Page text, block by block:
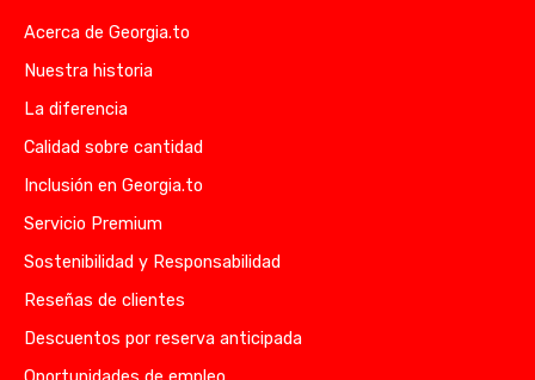
Acerca de Georgia.to
Nuestra historia
La diferencia
Calidad sobre cantidad
Inclusión en Georgia.to
Servicio Premium
Sostenibilidad y Responsabilidad
Reseñas de clientes
Descuentos por reserva anticipada